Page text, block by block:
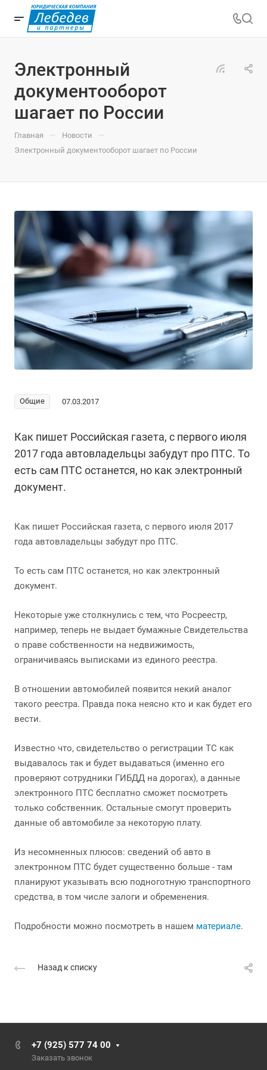
Электронный
документооборот
шагает по России
Главная — Новости —
Электронный документооборот шагает по России
Общие 07.03.2017
Как пишет Российская газета, с первого июля
2017 года автовладельцы забудут про ПТС. То
есть сам ПТС останется, но как электронный
документ.
Как пишет Российская газета, с первого июля 2017
года автовладельцы забудут про ПТС.
То есть сам ПТС останется, но как электронный
документ.
Некоторые уже столкнулись с тем, что Росреестр,
например, теперь не выдает бумажные Свидетельства
о праве собственности на недвижимость,
ограничиваясь выписками из единого реестра.
В отношении автомобилей появится некий аналог
такого реестра. Правда пока неясно кто и как будет его
вести.
Известно что, свидетельство о регистрации ТС как
выдавалось так и будет выдаваться (именно его
проверяют сотрудники ГИБДД на дорогах), а данные
электронного ПТС бесплатно сможет посмотреть
только собственник. Остальные смогут проверить
данные об автомобиле за некоторую плату.
Из несомненных плюсов: сведений об авто в
электронном ПТС будет существенно больше - там
планируют указывать всю подноготную транспортного
средства, в том числе залоги и обременения.
Подробности можно посмотреть в нашем материале.
Назад к списку
+7 (925) 577 74 00
Заказать звонок